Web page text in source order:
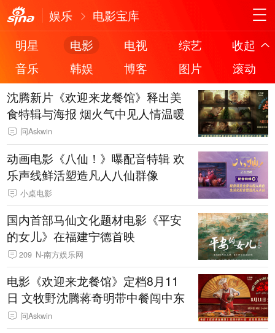
娱乐
电影宝库
明星
电影 电视 综艺
收起
音乐
韩娱 博客 图片
滚动
沈腾新片《欢迎来龙餐馆》释出美
食特辑与海报 烟火气中见人情温暖
问Askwin
动画电影《八仙！》曝配音特辑 欢
乐声线鲜活塑造凡人八仙群像
小桌电影
国内首部马仙文化题材电影《平安
的女儿》在福建宁德首映
209 N-南方娱乐网
电影《欢迎来龙餐馆》定档8月11
日 文牧野沈腾蒋奇明带中餐闯中东
问Askwin